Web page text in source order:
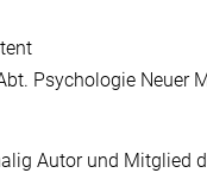
Psychologie Neuer
Autor und Mitglied